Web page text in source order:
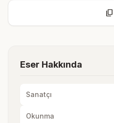
content_copy
Eser Hakkında
Sanatçı
Okunma